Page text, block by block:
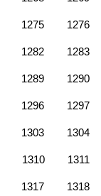
1275 1276
1282 1283
1289 1290
1296 1297
1303 1304
1310 1311
1317 1318